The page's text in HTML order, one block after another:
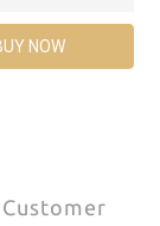
NOW
Customer